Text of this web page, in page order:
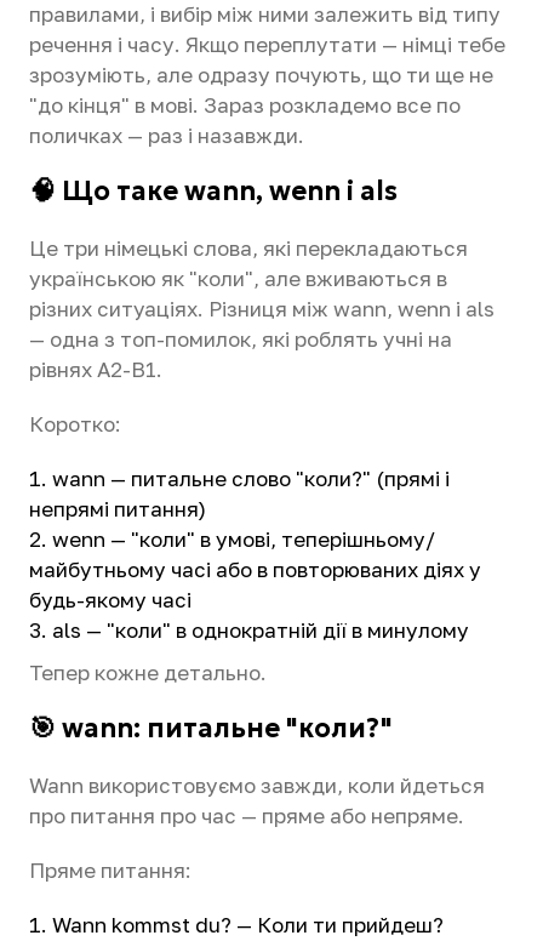
правилами, і вибір між ними залежить від типу
речення і часу. Якщо переплутати — німці тебе
зрозуміють, але одразу почують, що ти ще не
"до кінця" в мові. Зараз розкладемо все по
поличках — раз і назавжди.
🧠 Що таке wann, wenn і als
Це три німецькі слова, які перекладаються
українською як "коли", але вживаються в
різних ситуаціях. Різниця між wann, wenn і als
— одна з топ-помилок, які роблять учні на
рівнях A2-B1.
Коротко:
wann — питальне слово "коли?" (прямі і
непрямі питання)
wenn — "коли" в умові, теперішньому/
майбутньому часі або в повторюваних діях у
будь-якому часі
als — "коли" в однократній дії в минулому
Тепер кожне детально.
🎯 wann: питальне "коли?"
Wann використовуємо завжди, коли йдеться
про питання про час — пряме або непряме.
Пряме питання:
Wann kommst du? — Коли ти прийдеш?